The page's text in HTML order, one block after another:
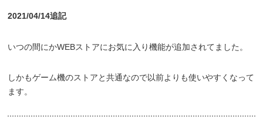
2021/04/14追記
いつの間にかWEBストアにお気に入り機能が追加されてました。
しかもゲーム機のストアと共通なので以前よりも使いやすくなって
ます。